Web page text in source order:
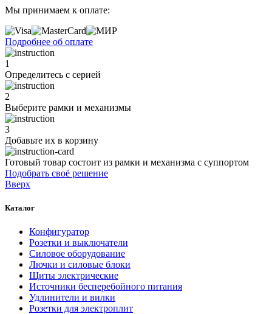
Мы принимаем к оплате:
Подробнее об оплате
1
Определитесь с серией
2
Выберите рамки и механизмы
3
Добавьте их в корзину
Готовый товар состоит из рамки и механизма с суппортом
Подобрать своё решение
Вверх
Каталог
Конфигуратор
Розетки и выключатели
Силовое оборудование
Лючки и силовые блоки
Щиты электрические
Источники бесперебойного питания
Удлинители и вилки
Розетки для электроплит